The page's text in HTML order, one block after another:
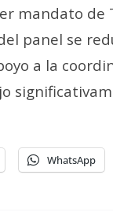
mandato de
panel se
a la
WhatsApp